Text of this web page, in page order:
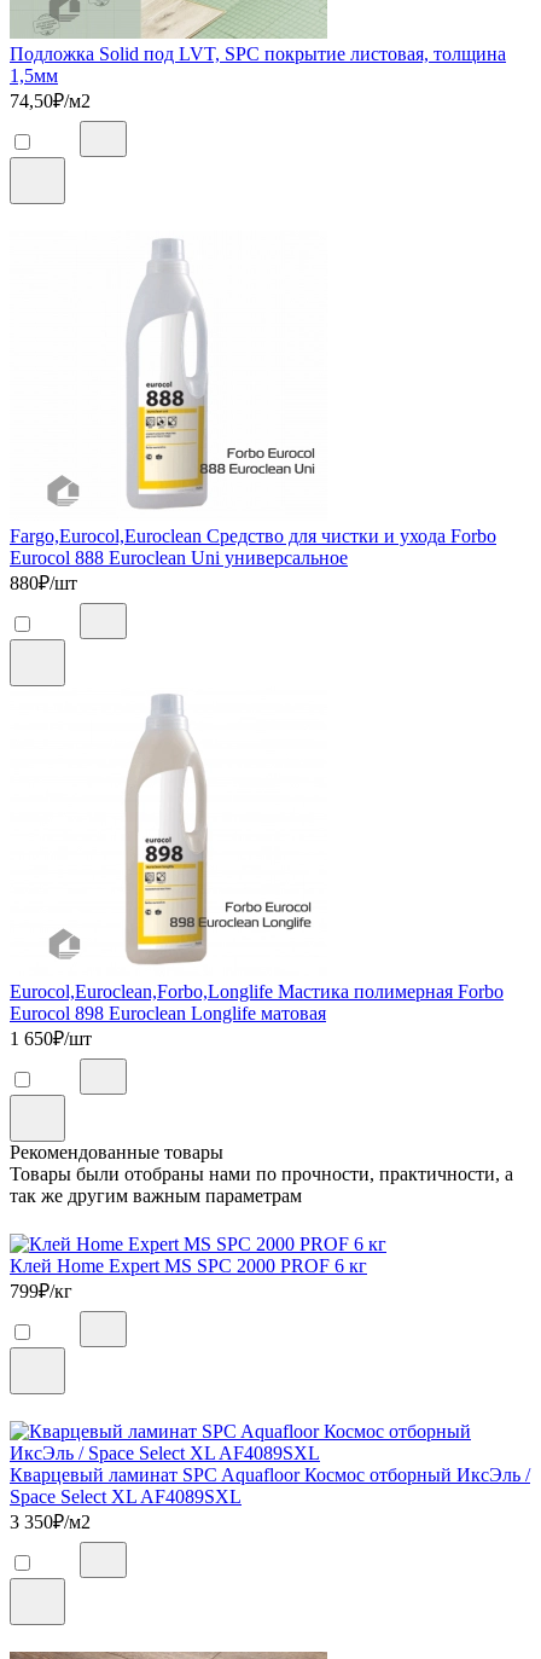
Подложка Solid под LVT, SPC покрытие листовая, толщина
1,5мм
74,50₽/м2
Fargo,Eurocol,Euroclean Средство для чистки и ухода Forbo
Eurocol 888 Euroclean Uni универсальное
880₽/шт
Eurocol,Euroclean,Forbo,Longlife Мастика полимерная Forbo
Eurocol 898 Euroclean Longlife матовая
1 650₽/шт
Рекомендованные товары
Товары были отобраны нами по прочности, практичности, а
так же другим важным параметрам
Клей Home Expert MS SPC 2000 PROF 6 кг
799₽/кг
Кварцевый ламинат SPC Aquafloor Космос отборный ИксЭль /
Space Select XL AF4089SXL
3 350₽/м2